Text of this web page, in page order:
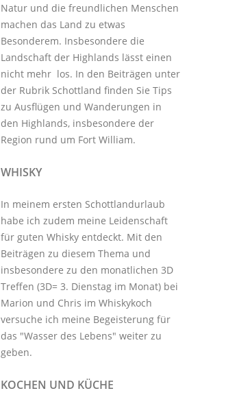
Natur und die freundlichen Menschen
machen das Land zu etwas
Besonderem. Insbesondere die
Landschaft der Highlands lässt einen
nicht mehr los. In den Beiträgen unter
der Rubrik Schottland finden Sie Tips
zu Ausflügen und Wanderungen in
den Highlands, insbesondere der
Region rund um Fort William.
WHISKY
In meinem ersten Schottlandurlaub
habe ich zudem meine Leidenschaft
für guten Whisky entdeckt. Mit den
Beiträgen zu diesem Thema und
insbesondere zu den monatlichen 3D
Treffen (3D= 3. Dienstag im Monat) bei
Marion und Chris im Whiskykoch
versuche ich meine Begeisterung für
das "Wasser des Lebens" weiter zu
geben.
KOCHEN UND KÜCHE